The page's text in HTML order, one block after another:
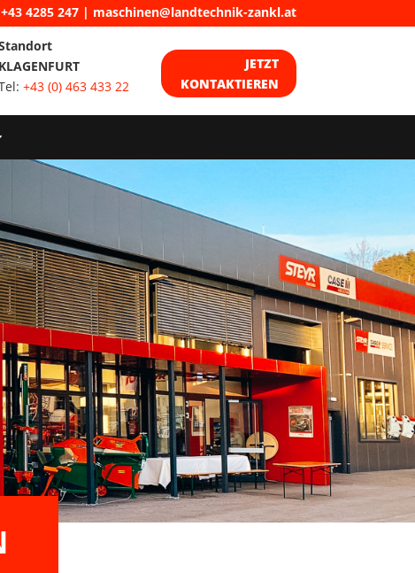
+43 4285 247| maschinen@landtechnik-zankl.at
KLAGENFURT
+43 (0) 463 433 22
JETZT
KONTAKTIEREN